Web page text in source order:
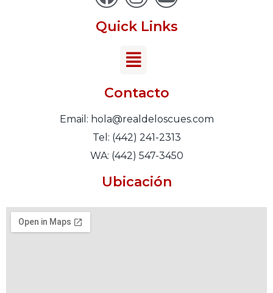
Quick Links
Contacto
Email: hola@realdeloscues.com
Tel: (442) 241-2313
WA: (442) 547-3450
Ubicación